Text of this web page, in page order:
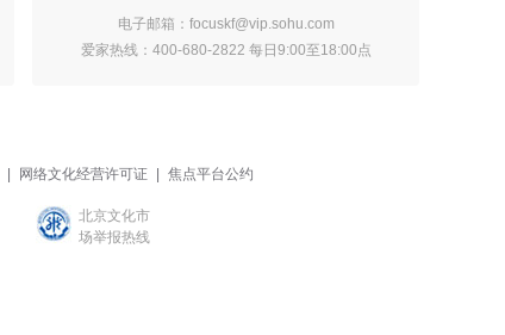
电子邮箱：focuskf@vip.sohu.com
爱家热线：400-680-2822 每日9:00至18:00点
网络文化经营许可证 焦点平台公约
北京文化市
场举报热线